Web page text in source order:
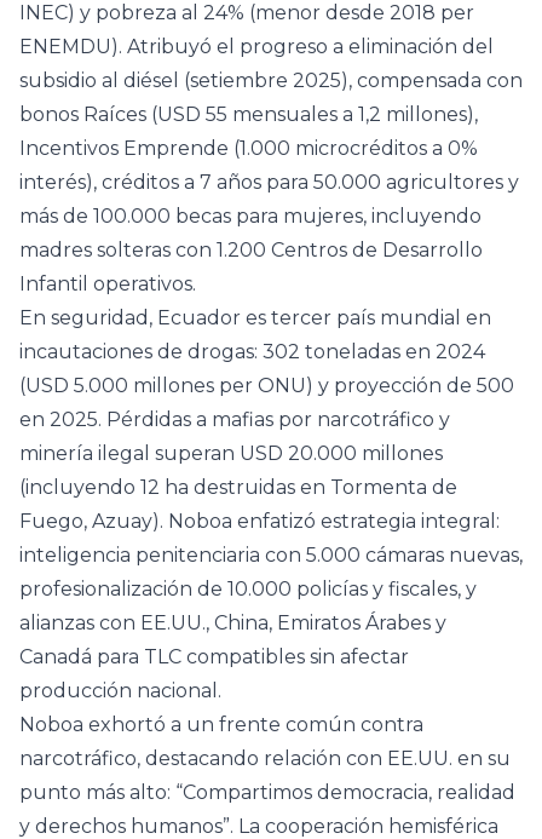
INEC) y pobreza al 24% (menor desde 2018 per
ENEMDU). Atribuyó el progreso a eliminación del
subsidio al diésel (setiembre 2025), compensada con
bonos Raíces (USD 55 mensuales a 1,2 millones),
Incentivos Emprende (1.000 microcréditos a 0%
interés), créditos a 7 años para 50.000 agricultores y
más de 100.000 becas para mujeres, incluyendo
madres solteras con 1.200 Centros de Desarrollo
Infantil operativos.
En seguridad, Ecuador es tercer país mundial en
incautaciones de drogas: 302 toneladas en 2024
(USD 5.000 millones per ONU) y proyección de 500
en 2025. Pérdidas a mafias por narcotráfico y
minería ilegal superan USD 20.000 millones
(incluyendo 12 ha destruidas en Tormenta de
Fuego, Azuay). Noboa enfatizó estrategia integral:
inteligencia penitenciaria con 5.000 cámaras nuevas,
profesionalización de 10.000 policías y fiscales, y
alianzas con EE.UU., China, Emiratos Árabes y
Canadá para TLC compatibles sin afectar
producción nacional.
Noboa exhortó a un frente común contra
narcotráfico, destacando relación con EE.UU. en su
punto más alto: “Compartimos democracia, realidad
y derechos humanos”. La cooperación hemisférica